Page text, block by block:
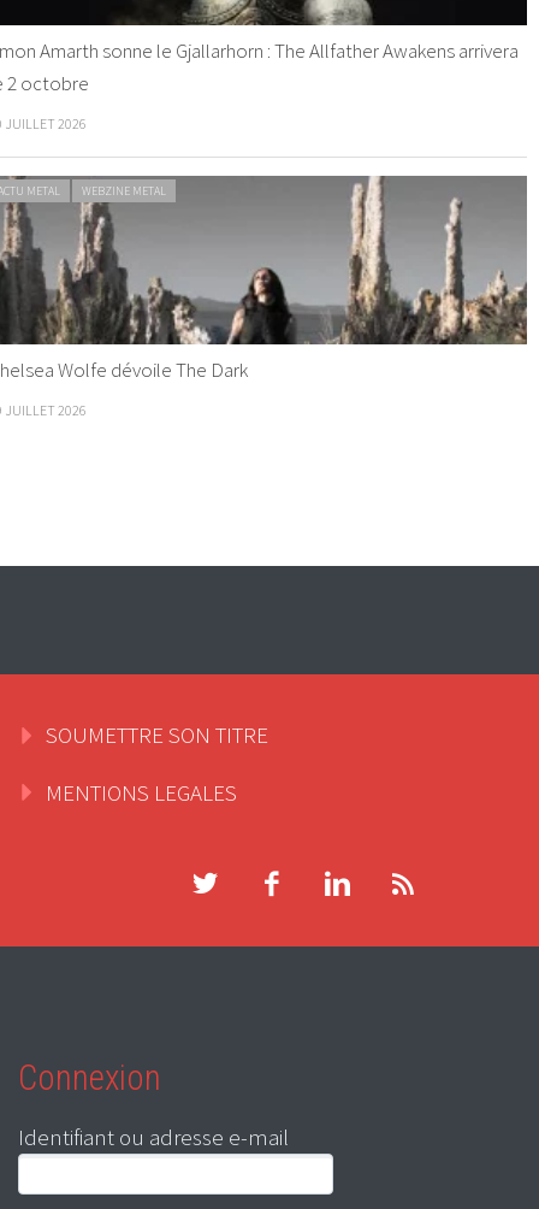
Amarth sonne le Gjallarhorn : The Allfather Awakens arrivera
2 octobre
JUILLET 2026
METAL WEBZINE METAL
Wolfe dévoile The Dark
JUILLET 2026
SOUMETTRE SON TITRE
MENTIONS LEGALES
Connexion
Identifiant ou adresse e-mail